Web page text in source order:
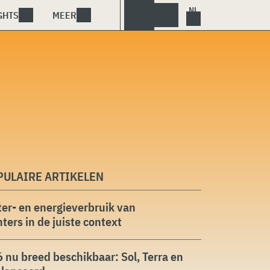
MEER
ARTIKELEN
en energieverbruik van
in de juiste context
nu breed beschikbaar: Sol, Terra en